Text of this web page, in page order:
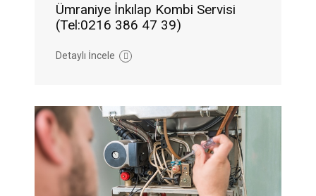
Ümraniye İnkılap Kombi Servisi
(Tel:0216 386 47 39)
Detaylı İncele